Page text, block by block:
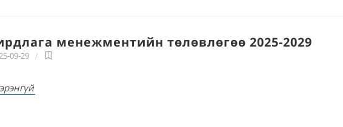
менежментийн төлөвлөгөө 2025-2029
09-29